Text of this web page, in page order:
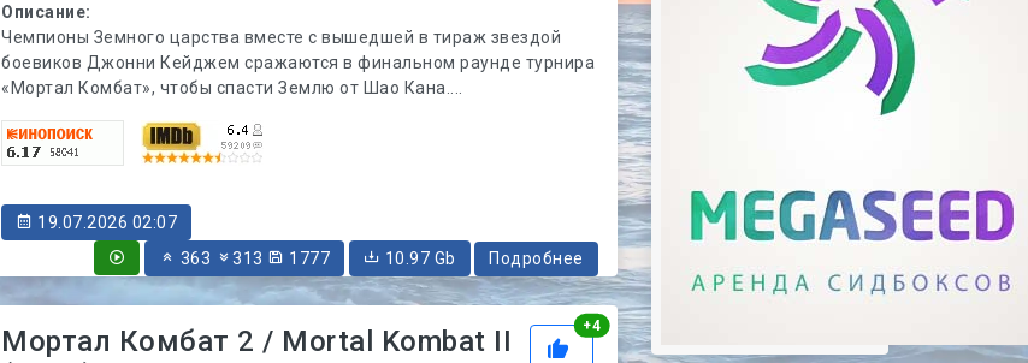
Описание:
Чемпионы Земного царства вместе с вышедшей в тираж звездой
боевиков Джонни Кейджем сражаются в финальном раунде турнира
«Мортал Комбат», чтобы спасти Землю от Шао Кана....
19.07.2026 02:07
363
313 1777 10.97 Gb Подробнее
+4Рейтинг
Мортал Комбат 2 / Mortal Kombat II